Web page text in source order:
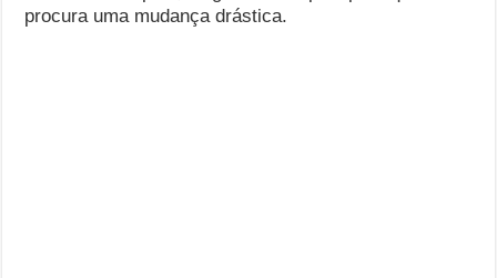
procura uma mudança drástica.